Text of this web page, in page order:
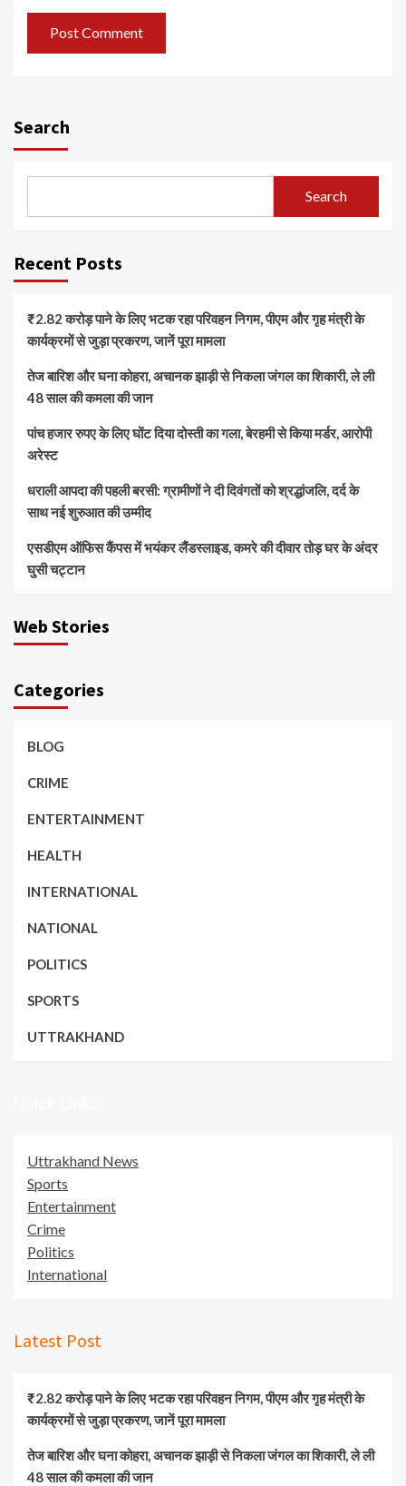
Search
Search
Recent Posts
₹2.82 करोड़ पाने के लिए भटक रहा परिवहन निगम, पीएम और गृह मंत्री के
कार्यक्रमों से जुड़ा प्रकरण, जानें पूरा मामला
तेज बारिश और घना कोहरा, अचानक झाड़ी से निकला जंगल का शिकारी, ले ली
48 साल की कमला की जान
पांच हजार रुपए के लिए घोंट दिया दोस्ती का गला, बेरहमी से किया मर्डर, आरोपी
अरेस्ट
धराली आपदा की पहली बरसी: ग्रामीणों ने दी दिवंगतों को श्रद्धांजलि, दर्द के
साथ नई शुरुआत की उम्मीद
एसडीएम ऑफिस कैंपस में भयंकर लैंडस्लाइड, कमरे की दीवार तोड़ घर के अंदर
घुसी चट्टान
Web Stories
Categories
BLOG
CRIME
ENTERTAINMENT
HEALTH
INTERNATIONAL
NATIONAL
POLITICS
SPORTS
UTTRAKHAND
Uttrakhand News
Sports
Entertainment
Crime
Politics
International
Latest Post
₹2.82 करोड़ पाने के लिए भटक रहा परिवहन निगम, पीएम और गृह मंत्री के
कार्यक्रमों से जुड़ा प्रकरण, जानें पूरा मामला
तेज बारिश और घना कोहरा, अचानक झाड़ी से निकला जंगल का शिकारी, ले ली
48 साल की कमला की जान